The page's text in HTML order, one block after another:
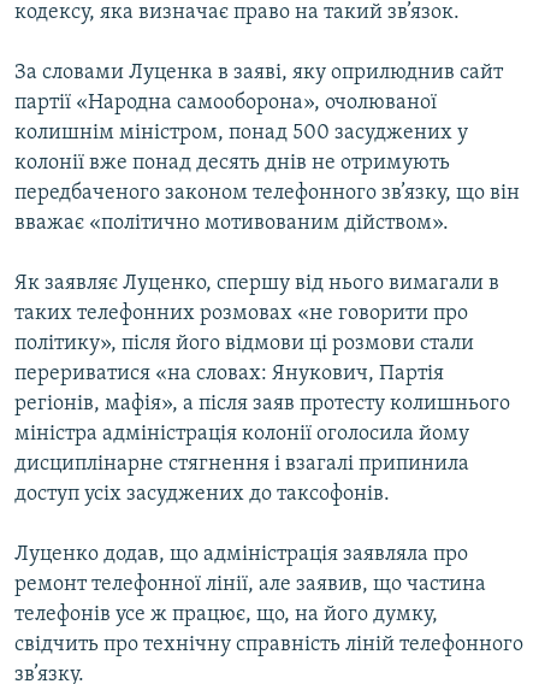
кодексу, яка визначає право на такий зв’язок.
За словами Луценка в заяві, яку оприлюднив сайт
партії «Народна самооборона», очолюваної
колишнім міністром, понад 500 засуджених у
колонії вже понад десять днів не отримують
передбаченого законом телефонного зв’язку, що він
вважає «політично мотивованим дійством».
Як заявляє Луценко, спершу від нього вимагали в
таких телефонних розмовах «не говорити про
політику», після його відмови ці розмови стали
перериватися «на словах: Янукович, Партія
регіонів, мафія», а після заяв протесту колишнього
міністра адміністрація колонії оголосила йому
дисциплінарне стягнення і взагалі припинила
доступ усіх засуджених до таксофонів.
Луценко додав, що адміністрація заявляла про
ремонт телефонної лінії, але заявив, що частина
телефонів усе ж працює, що, на його думку,
свідчить про технічну справність ліній телефонного
зв’язку.